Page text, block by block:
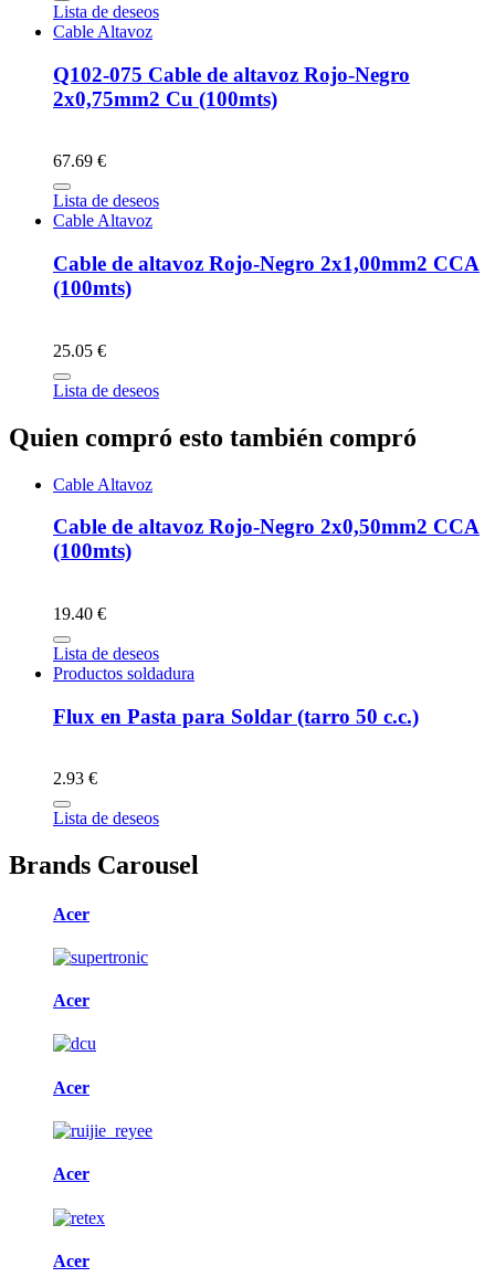
Lista de deseos
Cable Altavoz
Q102-075 Cable de altavoz Rojo-Negro
2x0,75mm2 Cu (100mts)
67.69 €
Lista de deseos
Cable Altavoz
Cable de altavoz Rojo-Negro 2x1,00mm2 CCA
(100mts)
25.05 €
Lista de deseos
Quien compró esto también compró
Cable Altavoz
Cable de altavoz Rojo-Negro 2x0,50mm2 CCA
(100mts)
19.40 €
Lista de deseos
Productos soldadura
Flux en Pasta para Soldar (tarro 50 c.c.)
2.93 €
Lista de deseos
Brands Carousel
Acer
Acer
Acer
Acer
Acer